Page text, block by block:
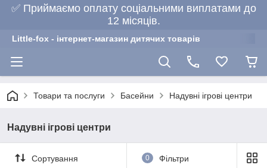
✅ Приймаємо оплату соціальними виплатами до
12 місяців.
Little-fox - інтернет-магазин дитячих товарів
Товари та послуги Басейни Надувні ігрові центри
Надувні ігрові центри
Сортування 0 Фільтри